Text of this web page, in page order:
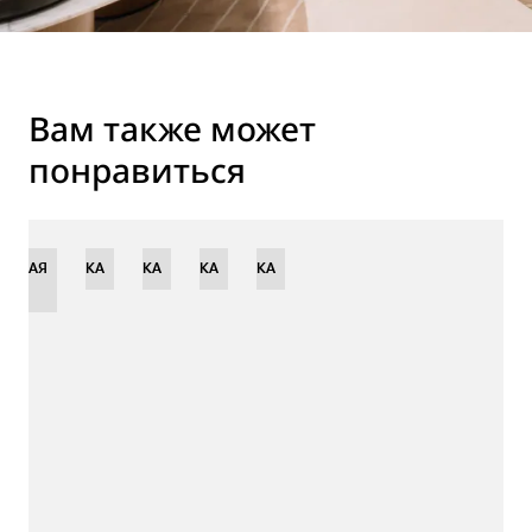
Вам также может
понравиться
НОВИНКАНОВИНКАНОВИНКАНОВИНКА